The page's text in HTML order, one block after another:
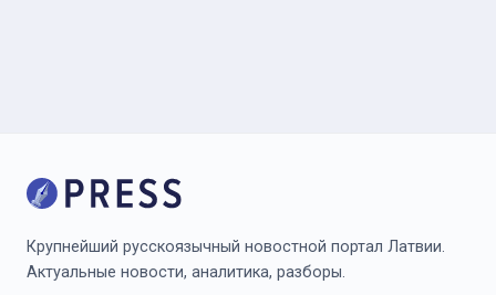
Крупнейший русскоязычный новостной портал Латвии.
Актуальные новости, аналитика, разборы.